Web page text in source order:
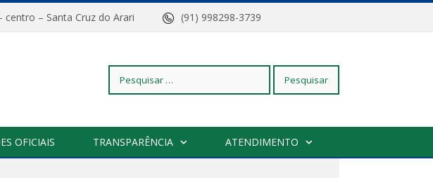
– centro – Santa Cruz do Arari (91) 998298-3739
Pesquisar
OFICIAIS TRANSPARÊNCIA ATENDIMENTO